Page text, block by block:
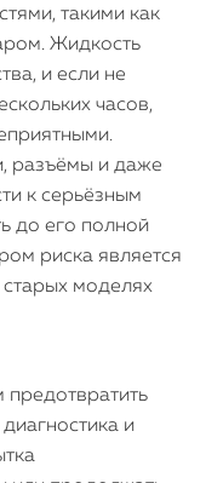
такими как
Жидкость
и если не
часов,
разъёмы и даже
к серьёзным
до его полной
риска является
старых моделях
и